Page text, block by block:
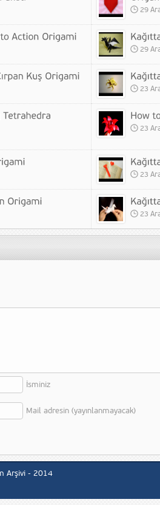
29
29
23
23
23
23
İsminiz
Mail adresin (yayınlanmayacak)
Arşivi - 2014